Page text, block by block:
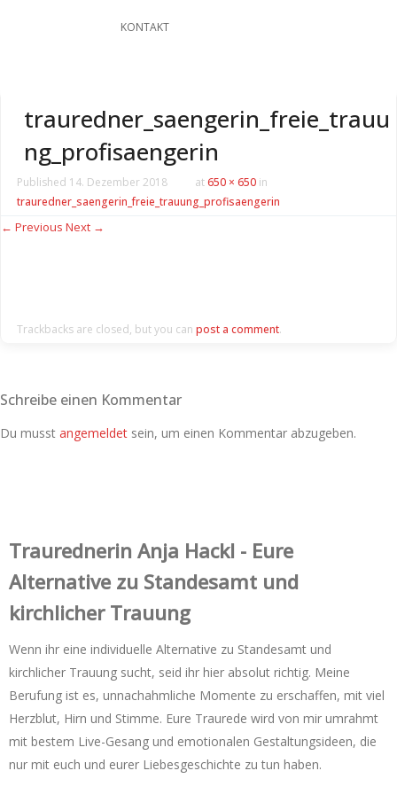
KONTAKT
trauredner_saengerin_freie_trauu
ng_profisaengerin
Published 14. Dezember 2018 at650 × 650 in
trauredner_saengerin_freie_trauung_profisaengerin
← Previous Next →
Trackbacks are closed, but you can post a comment.
Schreibe einen Kommentar
Du musst angemeldet sein, um einen Kommentar abzugeben.
Trauredner‌in Anja Hackl - Eure
Alternative zu Standesamt und
kirchlicher Trauung
Wenn ihr eine individuelle Alternative zu Standesamt und
kirchlicher Trauung sucht, seid ihr hier absolut richtig. Meine
Berufung ist es, unnachahmliche Momente zu erschaffen, mit viel
Herzblut, Hirn und Stimme. Eure Traurede wird von mir umrahmt
mit bestem Live-Gesang und emotionalen Gestaltungsideen, die
nur mit euch und eurer Liebesgeschichte zu tun haben.